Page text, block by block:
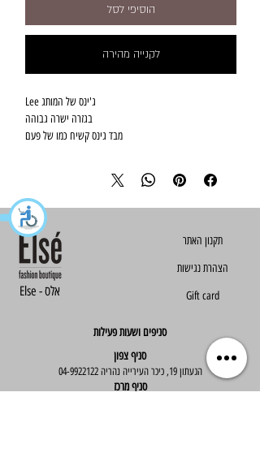
הוסיפי לסל
לקנייה מהירה
ג'ינס של המותג Lee
בגזרה ישרה גבוהה
מבד גינס קשיח כמו של פעם
Else - אלס
תקנון האתר​​
הצהרת נגישות
Gift card
סניפים ושעות פעילות
סניף צפון
הגעתון 19, כיכר העירייה נהריה 04-9922122
סניף מרכז